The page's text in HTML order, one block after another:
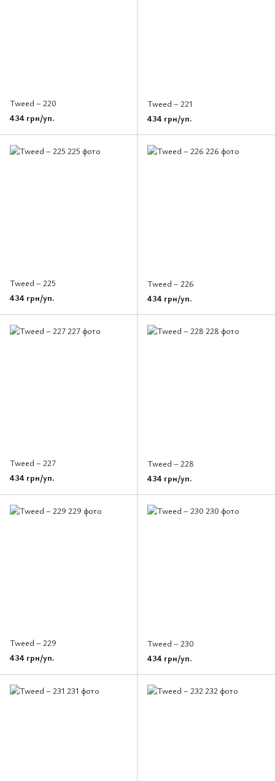
Tweed – 220
434 грн/уп.
Tweed – 221
434 грн/уп.
Tweed – 225
434 грн/уп.
Tweed – 226
434 грн/уп.
Tweed – 227
434 грн/уп.
Tweed – 228
434 грн/уп.
Tweed – 229
434 грн/уп.
Tweed – 230
434 грн/уп.